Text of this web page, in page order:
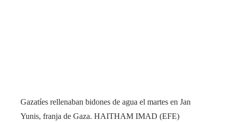
Gazatíes rellenaban bidones de agua el martes en Jan
Yunis, franja de Gaza. HAITHAM IMAD (EFE)